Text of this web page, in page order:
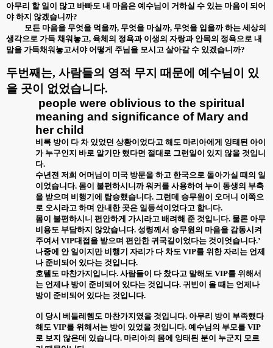
아무리 할 일이 많고 바빠도 내 마음은 예수님이 거하실 수 있는 마음이 되어
야 하지 않겠습니까?
모든 마음을 무엇을 먹을까, 무엇을 마실까, 무엇을 입을까 하는 세상의
생각으로 가득 채워놓고, 육체의 정욕과 이생의 자랑과 안목의 정욕으로 내
맘을 가득채워놓고서야 어떻게 주님을 모시고 살아갈 수 있겠습니까?
두번째는, 사람들의 영적 무지 때문에 예수님이 있
을 곳이 없었습니다.
people were oblivious to the spiritual
meaning and significance of Mary and
her child
비록 방이 다 차 있었던 상황이었다고 해도 마리아에게 잉태된 아이
가 누구인지 바로 알기만 했다면 절대로 그런일이 있지 않을 것입니
다.
수년전 저희 어머님이 미국 방문을 하고 한국으로 돌아가실 때의 일
이었습니다. 몸이 불편하시니까 워커를 사용하여 누이 동생의 부축
을 받으며 비행기에 탑승했습니다. 그런데 승무원이 오더니 이쪽으
로 오시라고 하며 안내한 곳은 일등석이었다고 합니다.
몸이 불편하시니 편안하게 가시라고 배려해 준 것입니다. 물론 아무
비용도 부담하지 않았습니다. 성령께서 승무원의 마음을 감동시켜
주여서 VIP대접을 받으며 편안한 귀국길이었다는 것이엇습니다.’
나중에 안 일이지만 비행기 자리가 다 차도 VIP를 위한 자리는 언제
나 준비되어 있다는 것입니다.
호텔도 마찬가지입니다. 사람들이 다 찼다고 말해도 VIP를 위해서
는 언제나 방이 준비되어 있다는 것입니다. 귀빈이 올 때는 언제나
방이 준비되어 있다는 것입니다.
이 당시 베들레헴도 마찬가지였을 것입니다. 아무리 방이 부족했다
해도 VIP를 위해서는 방이 있었을 것입니다. 예수님의 부모를 VIP
로 보지 않은데 있습니다. 마리아의 몸에 잉태된 분이 누군지 모르